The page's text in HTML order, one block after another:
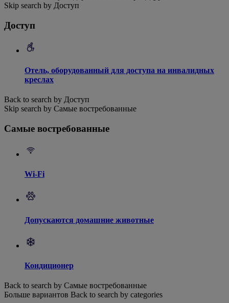
Skip search by Доступ
Доступ
Отель, оборудованный для доступа на инвалидных
креслах
Back to search by Доступ
Skip search by Самые востребованные
Самые востребованные
Wi-Fi
Допускаются домашние животные
Кондиционер
Back to search by Самые востребованные
Больше вариантов Back to search by categories